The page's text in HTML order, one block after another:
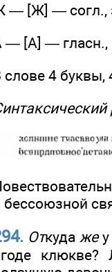
— [Ж] — согл.,
— [А] — гласн.,
слове 4 буквы,
бессоюзной
Откуда жеу
клюкве?